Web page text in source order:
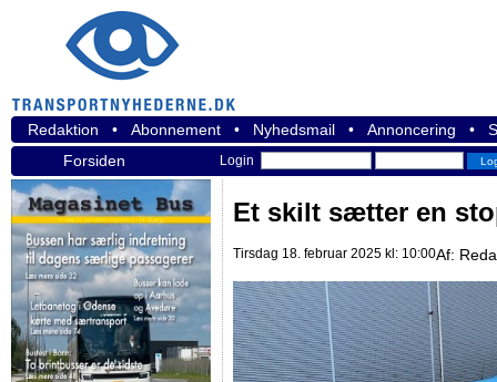
Redaktion • Abonnement • Nyhedsmail • Annoncering •
Forsiden
Login
Et skilt sætter en
Tirsdag 18. februar 2025 kl: 10:00Af: